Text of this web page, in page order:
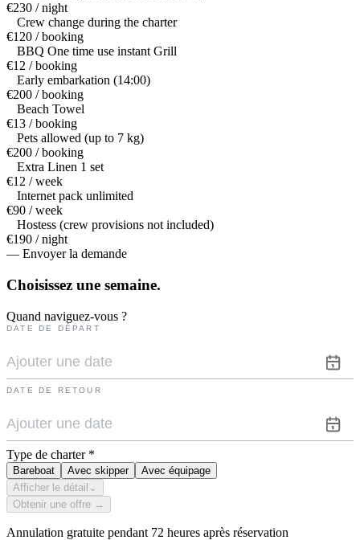
€230 / night
Crew change during the charter
€120 / booking
BBQ One time use instant Grill
€12 / booking
Early embarkation (14:00)
€200 / booking
Beach Towel
€13 / booking
Pets allowed (up to 7 kg)
€200 / booking
Extra Linen 1 set
€12 / week
Internet pack unlimited
€90 / week
Hostess (crew provisions not included)
€190 / night
— Envoyer la demande
Choisissez une semaine.
Quand naviguez-vous ?
DATE DE DÉPART
DATE DE RETOUR
Type de charter *
Bareboat Avec skipper
Avec équipage
Afficher le détail ⌄
Obtenir une offre →
Annulation gratuite pendant 72 heures après réservation